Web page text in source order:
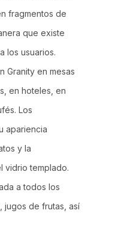
fragmentos de
que existe
los usuarios.
Granity en mesas
en hoteles, en
Los
apariencia
y la
vidrio templado.
a todos los
jugos de frutas, así